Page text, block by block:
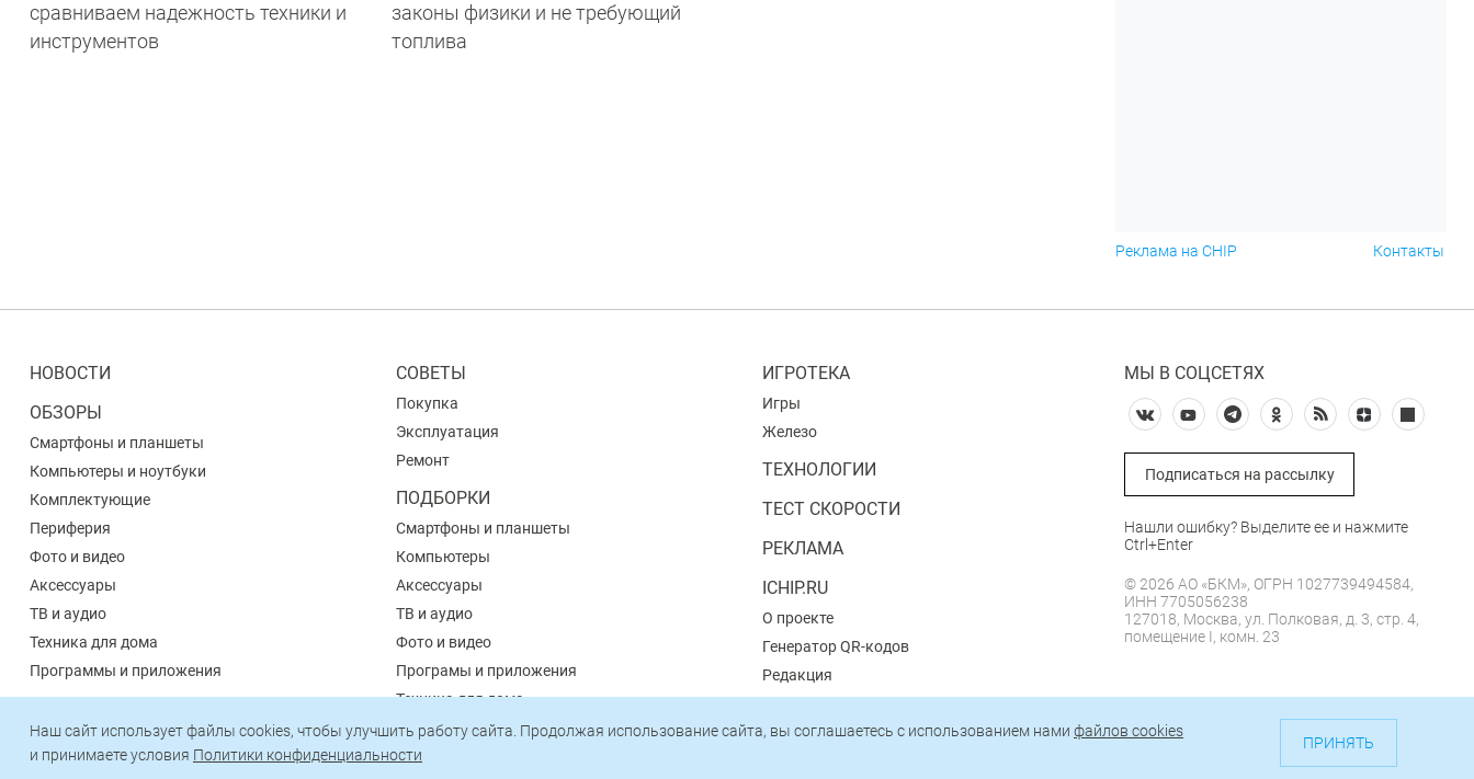
сравниваем надежность техники и
инструментов
законы физики и не требующий
топлива
Реклама на CHIP Контакты
НОВОСТИ
ОБЗОРЫ
Смартфоны и планшеты
Компьютеры и ноутбуки
Комплектующие
Периферия
Фото и видео
Аксессуары
ТВ и аудио
Техника для дома
Программы и приложения
СОВЕТЫ
Покупка
Эксплуатация
Ремонт
ПОДБОРКИ
Смартфоны и планшеты
Компьютеры
Аксессуары
ТВ и аудио
Фото и видео
Програмы и приложения
Техника для дома
ИГРОТЕКА
Игры
Железо
ТЕХНОЛОГИИ
ТЕСТ СКОРОСТИ
РЕКЛАМА
ICHIP.RU
О проекте
Генератор QR-кодов
Редакция
Политика конфиденциальности
МЫ В СОЦСЕТЯХ
Подписаться на рассылку
Нашли ошибку? Выделите ее и нажмите
Ctrl+Enter
© 2026 АО «БКМ», ОГРН 1027739494584,
ИНН 7705056238
127018, Москва, ул. Полковая, д. 3, стр. 4,
помещение I, комн. 23
Наш сайт использует файлы cookies, чтобы улучшить работу сайта. Продолжая использование сайта, вы соглашаетесь c использованием нами файлов cookies
и принимаете условия Политики конфиденциальности
ПРИНЯТЬ